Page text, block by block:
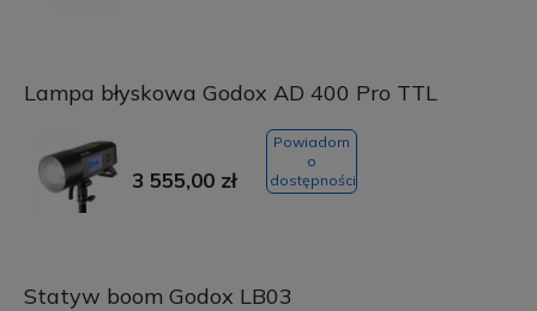
Lampa błyskowa Godox AD 400 Pro TTL
3 555,00 zł
Powiadom
o
dostępności
Statyw boom Godox LB03